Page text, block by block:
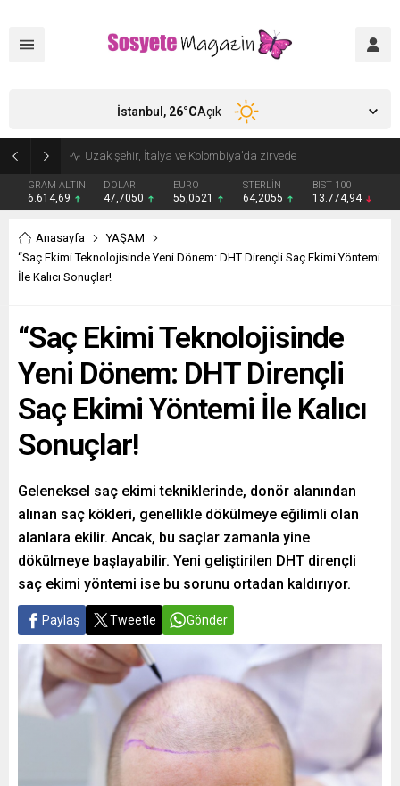
GRAM ALTIN
6.614,69
DOLAR
47,7050
EURO
55,0521
STERLİN
64,2055
BIST 100
13.774,94
İstanbul, 26°CAçık
Anasayfa
YAŞAM
“Saç Ekimi Teknolojisinde Yeni Dönem: DHT Dirençli Saç Ekimi Yöntemi
İle Kalıcı Sonuçlar!
“Saç Ekimi Teknolojisinde
Yeni Dönem: DHT Dirençli
Saç Ekimi Yöntemi İle Kalıcı
Sonuçlar!
Geleneksel saç ekimi tekniklerinde, donör alanından
alınan saç kökleri, genellikle dökülmeye eğilimli olan
alanlara ekilir. Ancak, bu saçlar zamanla yine
dökülmeye başlayabilir. Yeni geliştirilen DHT dirençli
saç ekimi yöntemi ise bu sorunu ortadan kaldırıyor.
Paylaş Tweetle Gönder